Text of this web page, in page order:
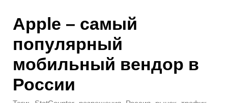
Apple – самый
популярный
мобильный вендор в
России